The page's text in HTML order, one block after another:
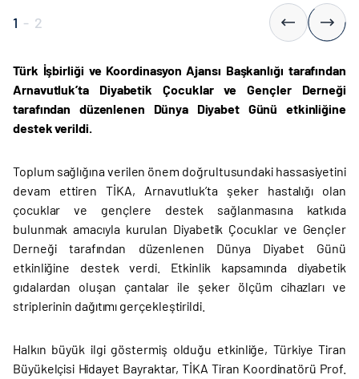
1 - 2
Türk İşbirliği ve Koordinasyon Ajansı Başkanlığı tarafından
Arnavutluk’ta Diyabetik Çocuklar ve Gençler Derneği
tarafından düzenlenen Dünya Diyabet Günü etkinliğine
destek verildi.
Toplum sağlığına verilen önem doğrultusundaki hassasiyetini
devam ettiren TİKA, Arnavutluk’ta şeker hastalığı olan
çocuklar ve gençlere destek sağlanmasına katkıda
bulunmak amacıyla kurulan Diyabetik Çocuklar ve Gençler
Derneği tarafından düzenlenen Dünya Diyabet Günü
etkinliğine destek verdi. Etkinlik kapsamında diyabetik
gıdalardan oluşan çantalar ile şeker ölçüm cihazları ve
striplerinin dağıtımı gerçekleştirildi.
Halkın büyük ilgi göstermiş olduğu etkinliğe, Türkiye Tiran
Büyükelçisi Hidayet Bayraktar, TİKA Tiran Koordinatörü Prof.